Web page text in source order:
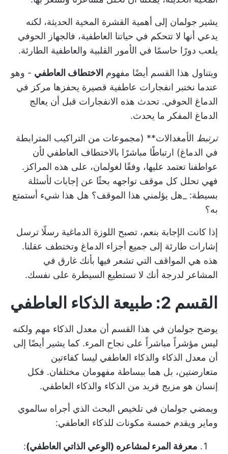
يشير جولمان إلى أهمية القشرة المخية الحديثة، لكنه
يدعي أنها لا تتحكم في حياتنا العاطفية، فالجهاز الحوفي
يلعب دورًا حاسمًا في الأمور القلبية والعاطفية الطارئة.
ويتناول هذا القسم أيضًا مفهوم الاختطاف العاطفي - وهو
عندما نختبر انفجارات عاطفية قصيرة يحفزها مركز في
الدماغ الحوفي. تحدث هذه الانفجارات قبل أن يعالج
الدماغ المفكر ما يحدث.
ترتبط الأمغدالات** (مجموعات من التراكيب المترابطة
في الدماغ) ارتباطًا مباشرًا بالاختطاف العاطفي لأن
عواطفنا تعتمد عليها، وفقًا لغولمان، على هذه المراكز.
فهي تحلل كل موقف تواجهه بحثًا عن إجابات لأسئلة
بسيطة: _هل يؤلمني هذا الموقف؟ هل هذا شيء أستمتع
به؟
إذا كانت الإجابة بنعم، تصبح اللوزة الدماغية رسلًا ترسل
إشارات طارئة إلى جميع أجزاء الدماغ وتختطف عقلنا.
هذه هي المواقف التي تشعر فيها بأنك غارق في
المشاعر لدرجة أنك لا تستطيع السيطرة على نفسك.
القسم 2: طبيعة الذكاء العاطفي
يوضح جولمان في هذا القسم أن معدل الذكاء مهم ولكنه
ليس مؤشراً مباشراً على نجاح المرء. كما يشير أيضًا إلى
أن معدل الذكاء والذكاء العاطفي ليسا كفاءتين
متعارضتين، بل هما ببساطة مفهومان مختلفان. فكل
إنسان هو مزيج فريد من الذكاء والذكاء العاطفي.
ويمضي جولمان في تلخيص البحث الذي أجراه سالموي
وماير ويقدم خمسة مكونات للذكاء العاطفي:
معرفة المرء لمشاعره (الوعي الذاتي العاطفي):